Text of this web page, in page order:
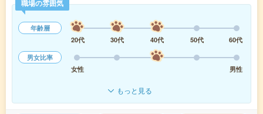
職場の雰囲気
年齢層
20代
30代 40代 50代
60代
男女比率
女性
男性
もっと見る